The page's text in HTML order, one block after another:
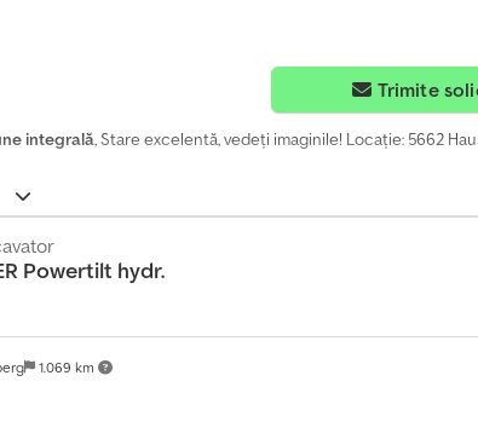
Trimite
integrală, Stare excelentă, vedeți imaginile! Locație: 5662
1.069 km
Powertilt hydr.